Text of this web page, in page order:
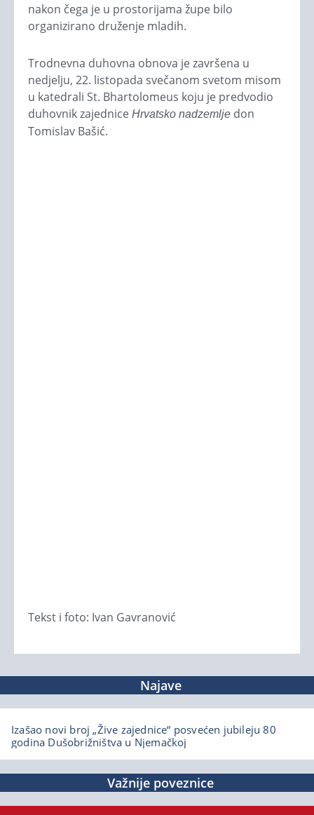
nakon čega je u prostorijama župe bilo
organizirano druženje mladih.
Trodnevna duhovna obnova je završena u
nedjelju, 22. listopada svečanom svetom misom
u katedrali St. Bhartolomeus koju je predvodio
duhovnik zajednice Hrvatsko nadzemlje don
Tomislav Bašić.
Tekst i foto: Ivan Gavranović
Najave
Izašao novi broj „Žive zajednice“ posvećen jubileju 80
godina Dušobrižništva u Njemačkoj
Važnije poveznice